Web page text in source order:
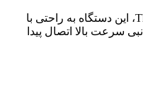
به لطف پورت USB-C و Thunderbolt 3، این دستگاه به راحتی با
سرعت بالا اتصال پیدا